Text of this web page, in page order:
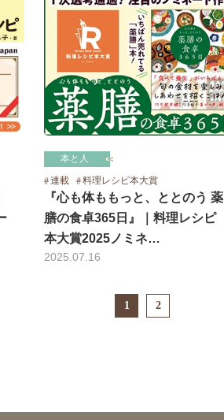
本と人
連載
料理レシピ本大賞
『心も体ももっと、ととのう 薬
膳の食卓365日』｜料理レシピ
本大賞2025ノミネ…
2025.07.16
1 2